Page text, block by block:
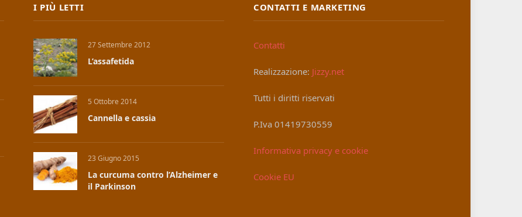
I PIÙ LETTI
27 Settembre 2012
L’assafetida
5 Ottobre 2014
Cannella e cassia
23 Giugno 2015
La curcuma contro l’Alzheimer e
il Parkinson
CONTATTI E MARKETING
Contatti
Realizzazione: Jizzy.net
Tutti i diritti riservati
P.Iva 01419730559
Informativa privacy e cookie
Cookie EU